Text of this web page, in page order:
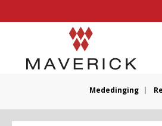
Mededinging